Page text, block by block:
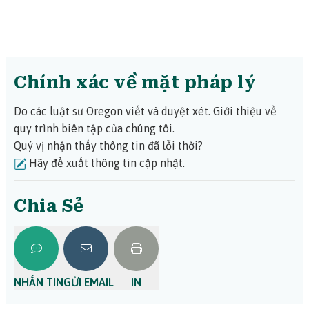
Chính xác về mặt pháp lý
Do các luật sư Oregon viết và duyệt xét. Giới thiệu về
quy trình biên tập của chúng tôi.
Quý vị nhận thấy thông tin đã lỗi thời?
Hãy đề xuất thông tin cập nhật.
Chia Sẻ
NHẮN TINGỬI EMAIL IN